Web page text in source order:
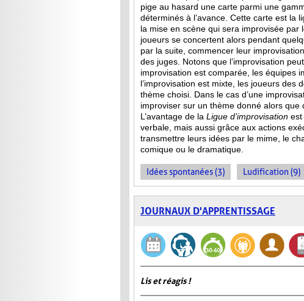
pige au hasard une carte parmi une
déterminés à l’avance. Cette carte est la
la mise en scène qui sera improvisée par
joueurs se concertent alors pendant
par la suite, commencer leur
des juges. Notons que l’improvisation
improvisation est comparée, les équipes
l’improvisation est mixte, les joueurs des
thème choisi. Dans le cas d’une
improviser sur un thème donné alors que
L’avantage de la Ligue d’improvisation est
verbale, mais aussi grâce aux actions
transmettre leurs idées par le mime, le
comique ou le dramatique.
Idées spontanées (3) Ludification (9)
JOURNAUX D'APPRENTISSAGE
Lis et réagis !